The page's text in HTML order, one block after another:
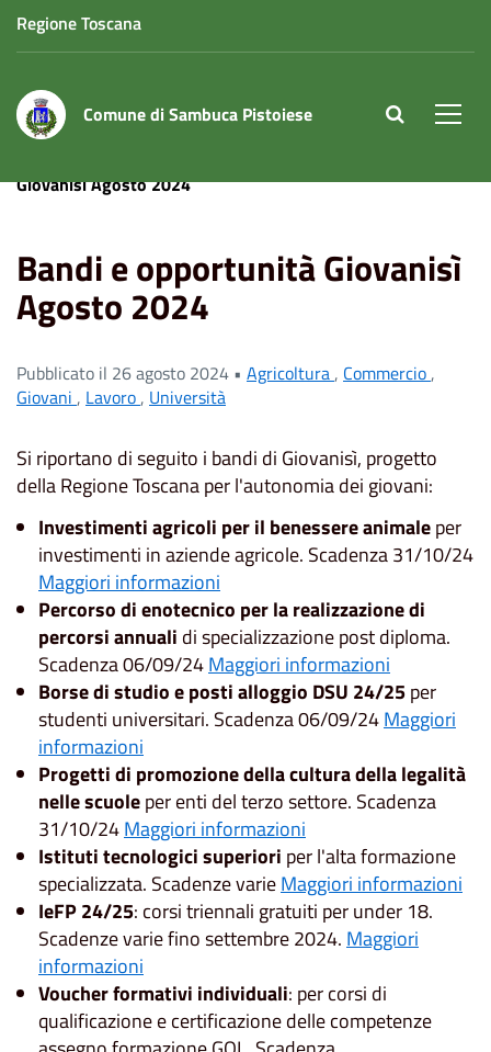
Regione Toscana
Comune di Sambuca Pistoiese site.searc
Giovanisì Agosto 2024
Bandi e opportunità Giovanisì
Agosto 2024
Pubblicato il 26 agosto 2024 • Agricoltura, Commercio,
Giovani , Lavoro, Università
Si riportano di seguito i bandi di Giovanisì, progetto
della Regione Toscana per l'autonomia dei giovani:
Investimenti agricoli per il benessere animaleper
investimenti in aziende agricole. Scadenza 31/10/24
Maggiori informazioni
Percorso di enotecnico per la realizzazione di
percorsi annuali di specializzazione post diploma.
Scadenza 06/09/24Maggiori informazioni
Borse di studio e posti alloggio DSU 24/25per
studenti universitari. Scadenza 06/09/24Maggiori
informazioni
Progetti di promozione della cultura della legalità
nelle scuoleper enti del terzo settore. Scadenza
31/10/24Maggiori informazioni
Istituti tecnologici superiori per l'alta formazione
specializzata. Scadenze varieMaggiori informazioni
IeFP 24/25: corsi triennali gratuiti per under 18.
Scadenze varie fino settembre 2024. Maggiori
informazioni
Voucher formativi individuali: per corsi di
qualificazione e certificazione delle competenze